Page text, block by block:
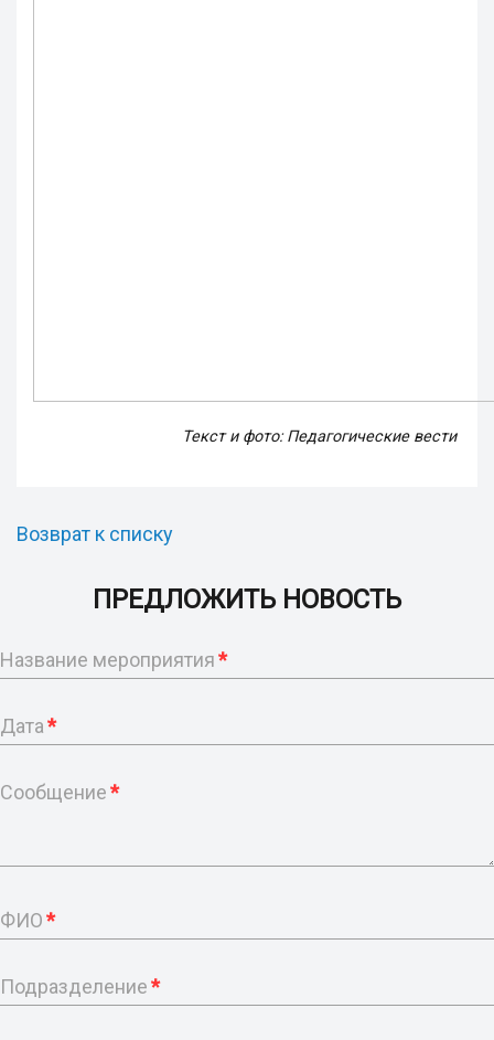
Текст и фото: Педагогические вести
Возврат к списку
ПРЕДЛОЖИТЬ НОВОСТЬ
Название мероприятия*
Дата*
Сообщение*
ФИО*
Подразделение*